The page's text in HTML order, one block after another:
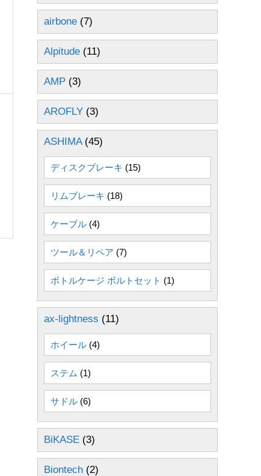
airbone (7)
Alpitude (11)
AMP (3)
AROFLY (3)
ASHIMA(45)
ディスクブレーキ (15)
リムブレーキ (18)
ケーブル (4)
ツール＆リペア (7)
ボトルケージ ボルトセット (1)
ax-lightness (11)
ホイール (4)
ステム (1)
サドル (6)
BiKASE (3)
Biontech (2)